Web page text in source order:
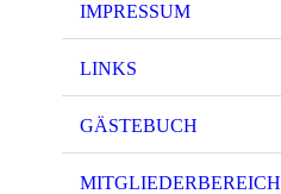
IMPRESSUM
LINKS
GÄSTEBUCH
MITGLIEDERBEREICH